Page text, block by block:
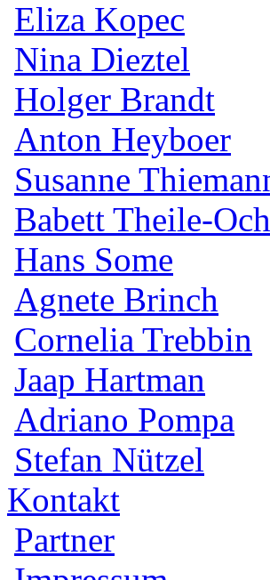
Eliza Kopec
Nina Dieztel
Holger Brandt
Anton Heyboer
Susanne
Babett Theile-
Hans Some
Agnete Brinch
Cornelia Trebbin
Jaap Hartman
Adriano Pompa
Stefan Nützel
Kontakt
Partner